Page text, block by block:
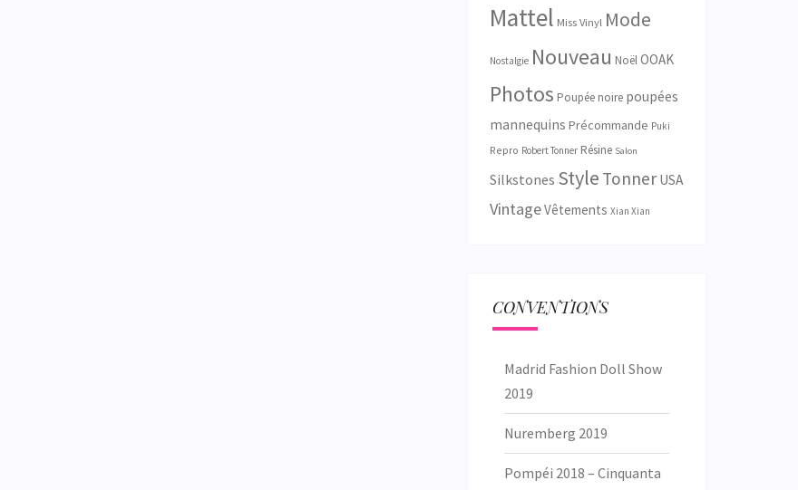
Mattel Miss Vinyl Mode
Nostalgie Nouveau Noël OOAK
Photos Poupée noire poupées
mannequins Précommande Puki
Repro Robert Tonner Résine Salon
Silkstones Style Tonner USA
VintageVêtements Xian Xian
CONVENTIONS
Madrid Fashion Doll Show
2019
Nuremberg 2019
Pompéi 2018 – Cinquanta